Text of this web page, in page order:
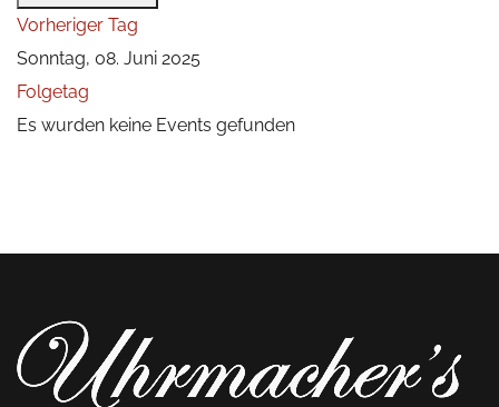
Vorheriger Tag
Sonntag, 08. Juni 2025
Folgetag
Es wurden keine Events gefunden